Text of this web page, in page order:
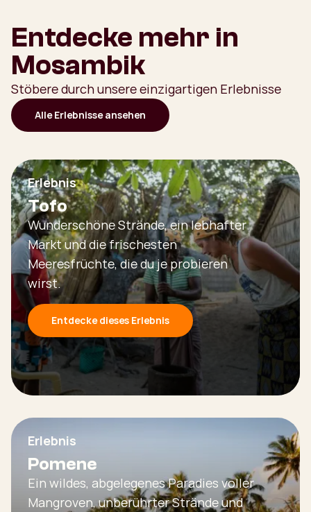
Entdecke mehr in
Mosambik
Stöbere durch unsere einzigartigen Erlebnisse
Alle Erlebnisse ansehen
Erlebnis
Tofo
Wunderschöne Strände, ein lebhafter
Markt und die frischesten
Meeresfrüchte, die du je probieren
wirst.
Entdecke dieses Erlebnis
Erlebnis
Pomene
Ein wildes, abgelegenes Paradies voller
Mangroven, unberührter Strände und